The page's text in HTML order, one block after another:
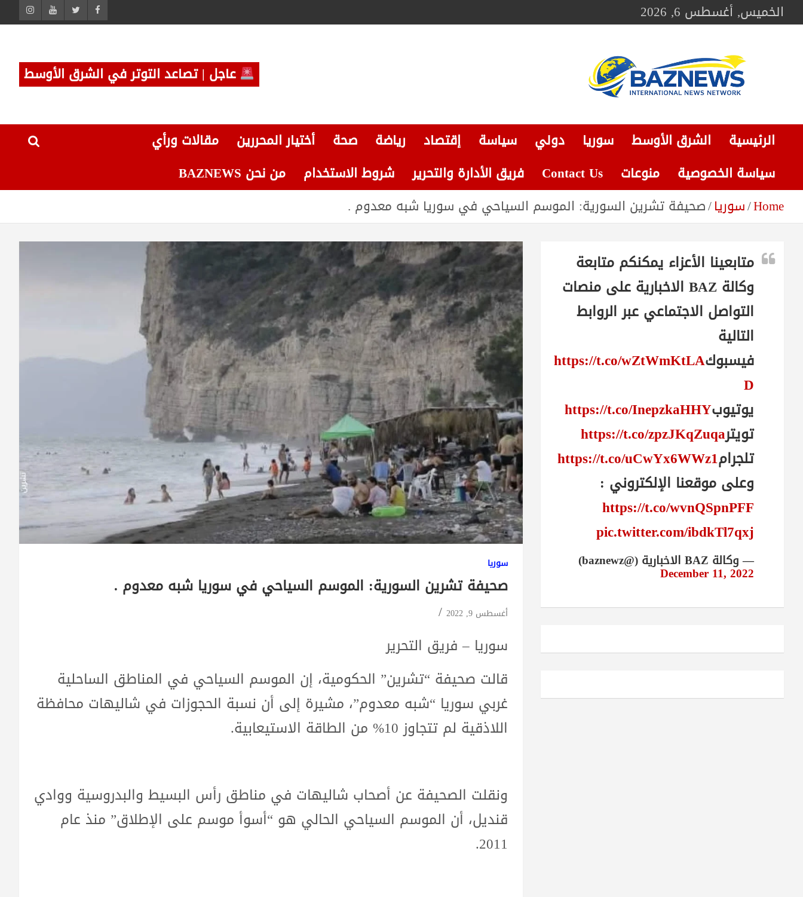
Skip
to الخميس, أغسطس 6, 2026
شبكة باز الإخبارية
عاجل | تصاعد التوتر في الشرق الأوسط
الرئيسية الشرق الأوسط سوريا دولي سياسة إقتصاد رياضة صحة أختيار المحررين
مقالات ورأي
سياسة الخصوصية
منوعات Contact Us فريق الأدارة والتحرير شروط الاستخدام
من نحن BAZNEWS
Home سوريا صحيفة تشرين السورية: الموسم السياحي في سوريا شبه معدوم .
سوريا
صحيفة تشرين السورية: الموسم السياحي في سوريا شبه معدوم .
أغسطس 9, 2022
سوريا – فريق التحرير
قالت صحيفة “تشرين” الحكومية، إن الموسم السياحي في المناطق الساحلية
غربي سوريا “شبه معدوم”، مشيرة إلى أن نسبة الحجوزات في شاليهات محافظة
اللاذقية لم تتجاوز 10% من الطاقة الاستيعابية.
ونقلت الصحيفة عن أصحاب شاليهات في مناطق رأس البسيط والبدروسية ووادي
قنديل، أن الموسم السياحي الحالي هو “أسوأ موسم على الإطلاق” منذ عام
2011.
متابعينا الأعزاء يمكنكم متابعة
وكالة BAZ الاخبارية على منصات
التواصل الاجتماعي عبر الروابط
التالية
فيسبوكhttps://t.co/wZtWmKtLA
D
يوتيوبhttps://t.co/InepzkaHHY
تويترhttps://t.co/zpzJKqZuqa
تلجرامhttps://t.co/uCwYx6WWz1
وعلى موقعنا الإلكتروني :
https://t.co/wvnQSpnPFF
pic.twitter.com/ibdkTl7qxj
— وكالة BAZ الاخبارية (@baznewz)
December 11, 2022